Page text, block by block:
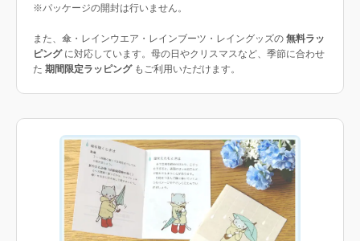
※パッケージの開封は行いません。
また、傘・レインウエア・レインブーツ・レイングッズの 無料ラッ
ピングに対応しています。母の日やクリスマスなど、季節に合わせ
た 期間限定ラッピングもご利用いただけます。